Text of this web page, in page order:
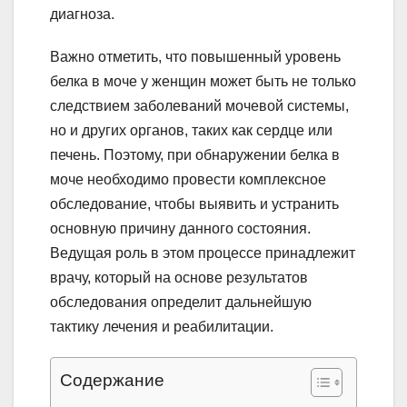
диагноза.
Важно отметить, что повышенный уровень
белка в моче у женщин может быть не только
следствием заболеваний мочевой системы,
но и других органов, таких как сердце или
печень. Поэтому, при обнаружении белка в
моче необходимо провести комплексное
обследование, чтобы выявить и устранить
основную причину данного состояния.
Ведущая роль в этом процессе принадлежит
врачу, который на основе результатов
обследования определит дальнейшую
тактику лечения и реабилитации.
Содержание